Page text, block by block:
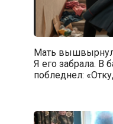
Мать
Я его забрала. В
побледнел: